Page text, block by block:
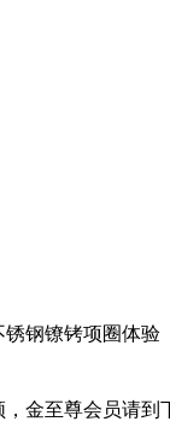
锈钢镣铐项圈体验
金至尊会员请到